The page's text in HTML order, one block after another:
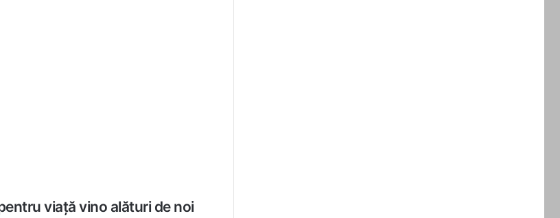
viață vino alături de noi